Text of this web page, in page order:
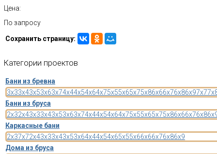
Цена:
По запросу
Сохранить страницу:
Категории проектов
Бани из бревна
3x33x43x53x63x74x44x54x64x75x55x65x75x86x66x76x86x97x7
Бани из бруса
2x32x43x33x43x53x63x74x44x54x64x75x55x65x75x86x66x76x8
Каркасные бани
2x37x72x43x33x43x53x64x44x54x65x55x66x66x76x86x9
Дома из бруса